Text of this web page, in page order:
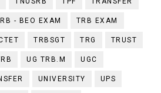
- BEO EXAM TRB EXAM
TRBSGT TRG TRUST
UG TRB.M UGC
UNIVERSITY UPS